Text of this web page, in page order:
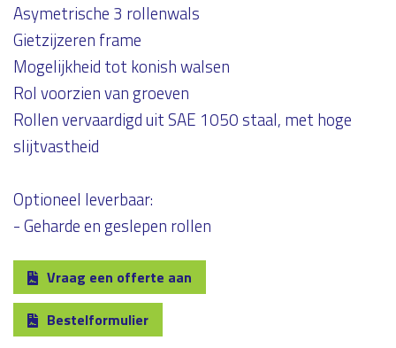
Asymetrische 3 rollenwals
Gietzijzeren frame
Mogelijkheid tot konish walsen
Rol voorzien van groeven
Rollen vervaardigd uit SAE 1050 staal, met hoge
slijtvastheid
Optioneel leverbaar:
- Geharde en geslepen rollen
Vraag een offerte aan
Bestelformulier